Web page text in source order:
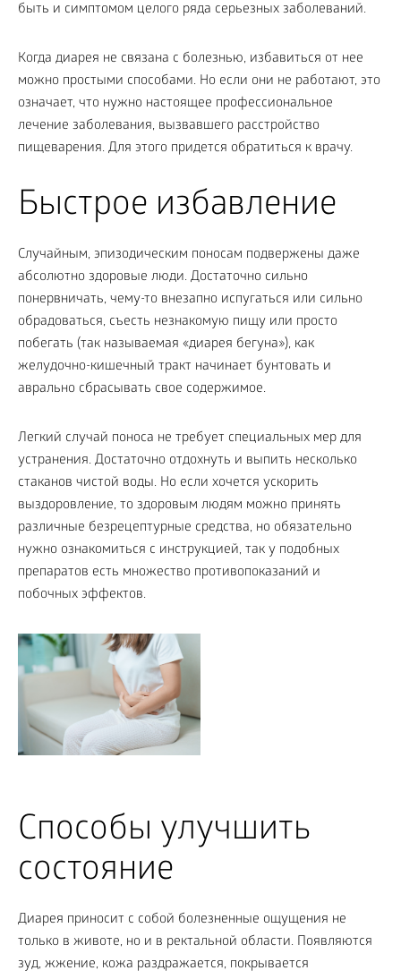
быть и симптомом целого ряда серьезных заболеваний.
Когда диарея не связана с болезнью, избавиться от нее
можно простыми способами. Но если они не работают, это
означает, что нужно настоящее профессиональное
лечение заболевания, вызвавшего расстройство
пищеварения. Для этого придется обратиться к врачу.
Быстрое избавление
Случайным, эпизодическим поносам подвержены даже
абсолютно здоровые люди. Достаточно сильно
понервничать, чему-то внезапно испугаться или сильно
обрадоваться, съесть незнакомую пищу или просто
побегать (так называемая «диарея бегуна»), как
желудочно-кишечный тракт начинает бунтовать и
аврально сбрасывать свое содержимое.
Легкий случай поноса не требует специальных мер для
устранения. Достаточно отдохнуть и выпить несколько
стаканов чистой воды. Но если хочется ускорить
выздоровление, то здоровым людям можно принять
различные безрецептурные средства, но обязательно
нужно ознакомиться с инструкцией, так у подобных
препаратов есть множество противопоказаний и
побочных эффектов.
Способы улучшить
состояние
Диарея приносит с собой болезненные ощущения не
только в животе, но и в ректальной области. Появляются
зуд, жжение, кожа раздражается, покрывается